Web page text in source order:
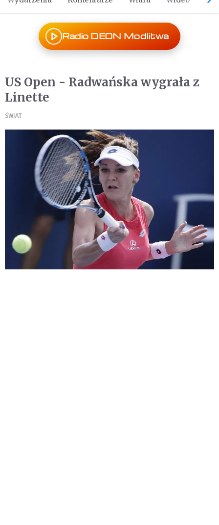
Radio DEON Modlitwa
US Open - Radwańska wygrała z
Linette
ŚWIAT